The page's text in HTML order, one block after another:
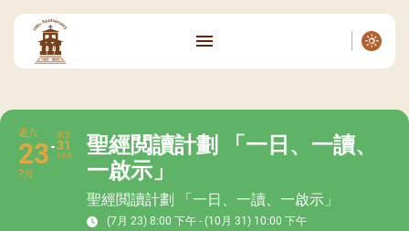
週六
23
7月
週五
31
10月
聖經閲讀計劃 「一日、一讀、
一啟示」
聖經閲讀計劃 「一日、一讀、一啟示」
(7月 23) 8:00 下午 - (10月 31) 10:00 下午